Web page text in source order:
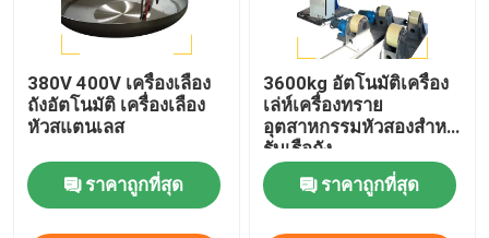
เครื่องปั่น
เครื่องเคลือบสอย
เครื่องบิดคอน
380V 400V เครื่องเลือง
ถังอัตโนมัติ เครื่องเลือง
หัวสแตนเลส
ราคาถูกที่สุด
3600kg อัตโนมัติเครื่อง
เล่ห์เครื่องทราย
อุตสาหกรรมหัวสองสําห
รับเรือถัง
ราคาถูกที่สุด